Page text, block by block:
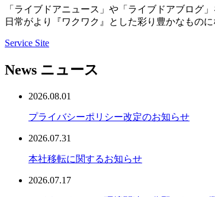
「ライブドアニュース」や「ライブドアブログ
日常がより『ワクワク』とした彩り豊かなもの
Service Site
News ニュース
2026.08.01
プライバシーポリシー改定のお知らせ
2026.07.31
本社移転に関するお知らせ
2026.07.17